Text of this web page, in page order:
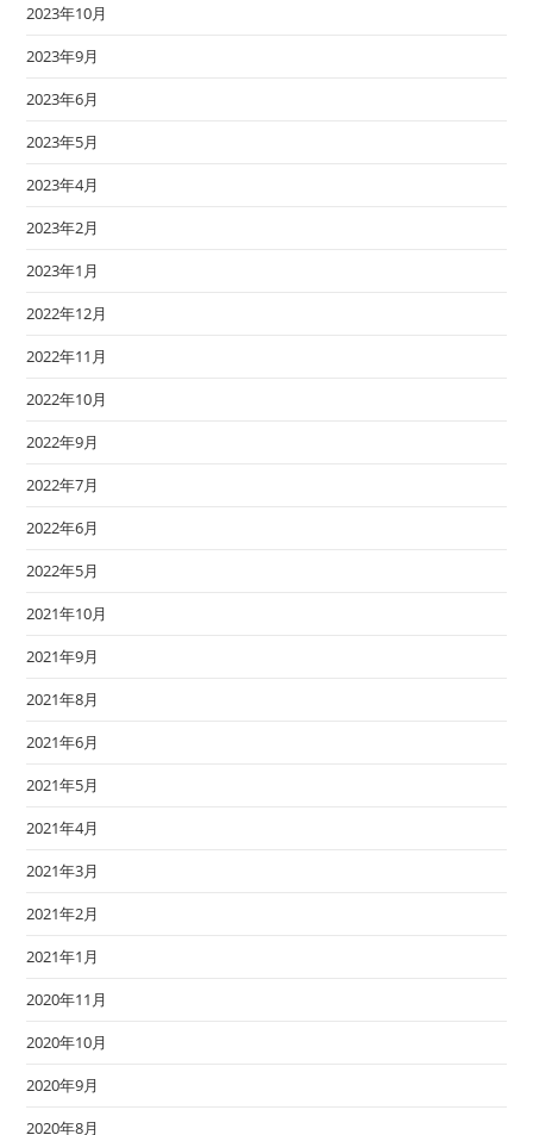
2023年10月
2023年9月
2023年6月
2023年5月
2023年4月
2023年2月
2023年1月
2022年12月
2022年11月
2022年10月
2022年9月
2022年7月
2022年6月
2022年5月
2021年10月
2021年9月
2021年8月
2021年6月
2021年5月
2021年4月
2021年3月
2021年2月
2021年1月
2020年11月
2020年10月
2020年9月
2020年8月